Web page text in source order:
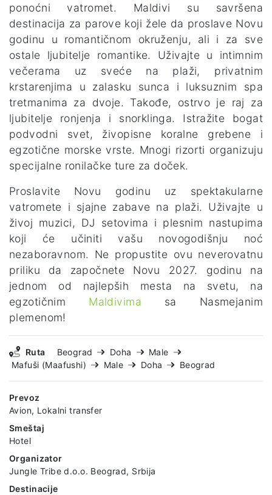
ponoćni vatromet. Maldivi su savršena
destinacija za parove koji žele da proslave Novu
godinu u romantičnom okruženju, ali i za sve
ostale ljubitelje romantike. Uživajte u intimnim
večerama uz sveće na plaži, privatnim
krstarenjima u zalasku sunca i luksuznim spa
tretmanima za dvoje. Takođe, ostrvo je raj za
ljubitelje ronjenja i snorklinga. Istražite bogat
podvodni svet, živopisne koralne grebene i
egzotične morske vrste. Mnogi rizorti organizuju
specijalne ronilačke ture za doček.
Proslavite Novu godinu uz spektakularne
vatromete i sjajne zabave na plaži. Uživajte u
živoj muzici, DJ setovima i plesnim nastupima
koji će učiniti vašu novogodišnju noć
nezaboravnom. Ne propustite ovu neverovatnu
priliku da započnete Novu 2027. godinu na
jednom od najlepših mesta na svetu, na
egzotičnim Maldivima sa Nasmejanim
plemenom!
Ruta Beograd Doha
Male
Mafuši (Maafushi)
Male Doha Beograd
Prevoz
Avion, Lokalni transfer
Smeštaj
Hotel
Organizator
Jungle Tribe d.o.o. Beograd, Srbija
Destinacije